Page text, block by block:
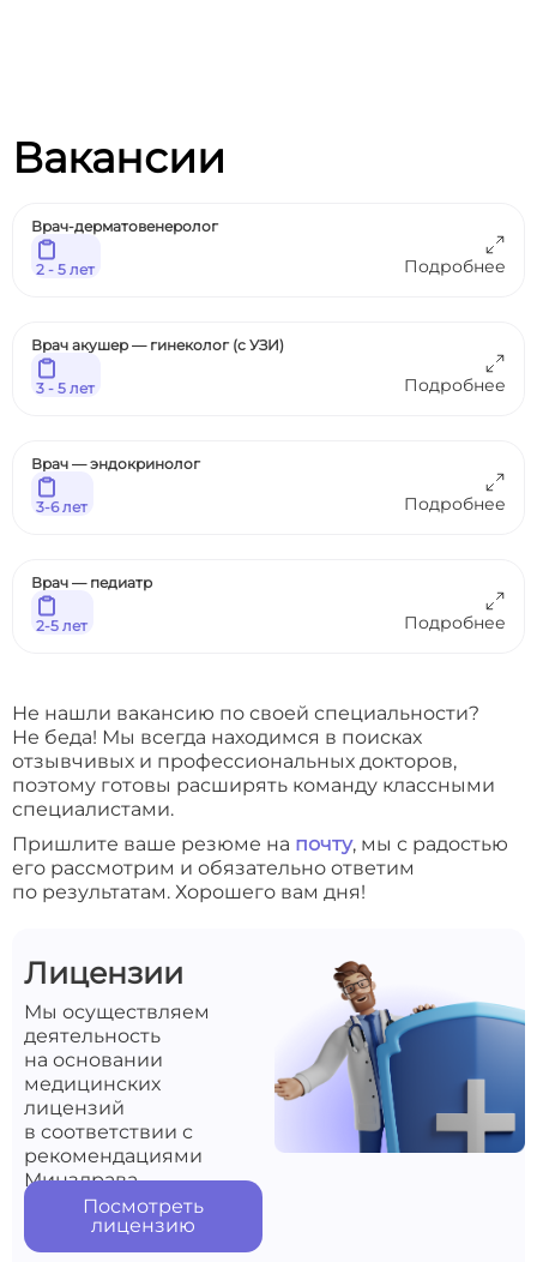
Вакансии
Врач-дерматовенеролог
Подробнее
2 - 5 лет
Врач акушер — гинеколог (с УЗИ)
Подробнее
3 - 5 лет
Врач — эндокринолог
Подробнее
3-6 лет
Врач — педиатр
Подробнее
2-5 лет
Не нашли вакансию по своей специальности?
Не беда! Мы всегда находимся в поисках
отзывчивых и профессиональных докторов,
поэтому готовы расширять команду классными
специалистами.
Пришлите ваше резюме на почту, мы с радостью
его рассмотрим и обязательно ответим
по результатам. Хорошего вам дня!
Лицензии
Мы осуществляем
деятельность
на основании
медицинских
лицензий
в соответствии с
рекомендациями
Минздрава
Посмотреть
лицензию